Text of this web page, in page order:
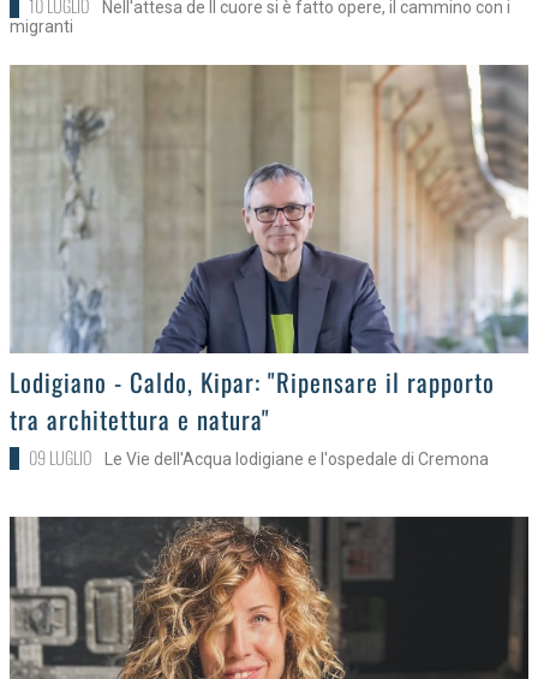
Nell'attesa de Il cuore si è fatto opere, il cammino con i
migranti
>Lodigiano - Caldo, Kipar: "Ripensare il rapporto
tra architettura e natura"
09 LUGLIO Le Vie dell'Acqua lodigiane e l'ospedale di Cremona